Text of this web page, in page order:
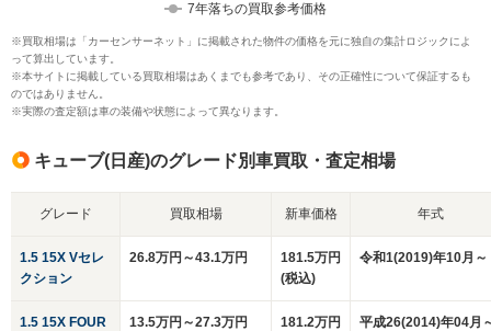
7年落ちの買取参考価格
※買取相場は「カーセンサーネット」に掲載された物件の価格を元に独自の集計ロジックによ
って算出しています。
※本サイトに掲載している買取相場はあくまでも参考であり、その正確性について保証するも
のではありません。
※実際の査定額は車の装備や状態によって異なります。
キューブ(日産)のグレード別車買取・査定相場
グレード 買取相場 新車価格 年式
1.5 15X Vセレ
クション
26.8万円～43.1万円
181.5万円
(税込)
令和1(2019)年10月～
1.5 15X FOUR
13.5万円～27.3万円
181.2万円
平成26(2014)年04月